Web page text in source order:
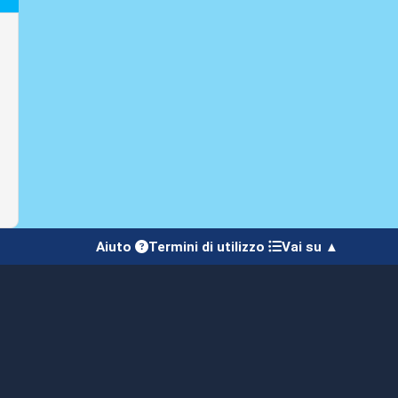
Aiuto Termini di utilizzo Vai su ▲